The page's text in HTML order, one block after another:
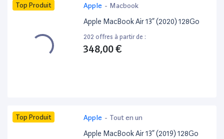
Top Produit Apple - Macbook
Apple MacBook Air 13” (2020) 128Go
202 offres à partir de :
348,00 €
Top Produit Apple - Tout en un
Apple MacBook Air 13” (2019) 128Go